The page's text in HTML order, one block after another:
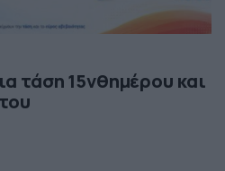
τάση 15νθημέρου και